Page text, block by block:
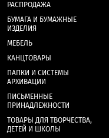
РАСПРОДАЖА
БУМАГА И БУМАЖНЫЕ
ИЗДЕЛИЯ
МЕБЕЛЬ
КАНЦТОВАРЫ
ПАПКИ И СИСТЕМЫ
АРХИВАЦИИ
ПИСЬМЕННЫЕ
ПРИНАДЛЕЖНОСТИ
ТОВАРЫ ДЛЯ ТВОРЧЕСТВА,
ДЕТЕЙ И ШКОЛЫ